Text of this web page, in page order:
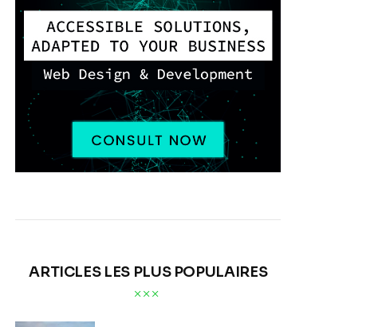
ARTICLES LES PLUS POPULAIRES